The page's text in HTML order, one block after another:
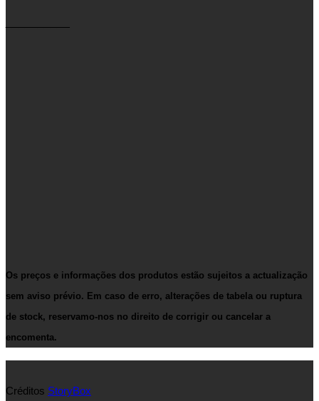
Os preços e informações dos produtos estão sujeitos a actualização
sem aviso prévio. Em caso de erro, alterações de tabela ou ruptura
de stock, reservamo-nos no direito de corrigir ou cancelar a
encomenta.
Créditos StoryBox